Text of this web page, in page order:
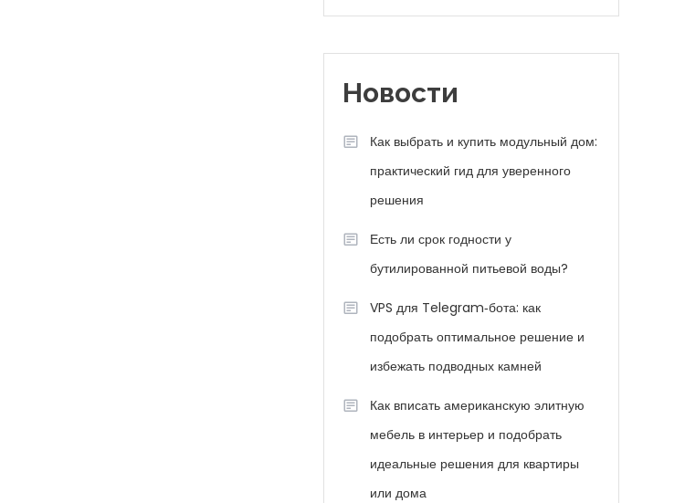
Новости
Как выбрать и купить модульный дом:
практический гид для уверенного
решения
Есть ли срок годности у
бутилированной питьевой воды?
VPS для Telegram‑бота: как
подобрать оптимальное решение и
избежать подводных камней
Как вписать американскую элитную
мебель в интерьер и подобрать
идеальные решения для квартиры
или дома